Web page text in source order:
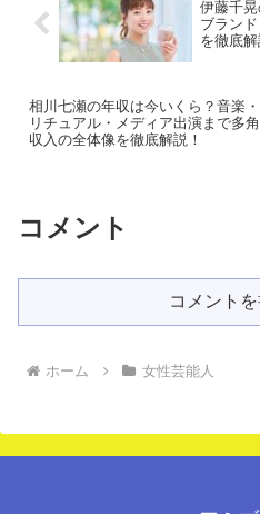
伊藤千
ブラン
を徹底解
相川七瀬の年収は今いくら？音楽
リチュアル・メディア出演まで多
収入の全体像を徹底解説！
コメント
コメント
ホーム 女性芸能人